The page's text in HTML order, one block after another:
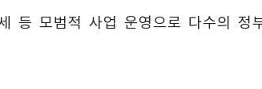
등 모범적 사업 운영으로 다수의 정